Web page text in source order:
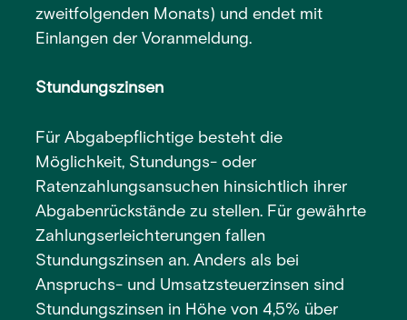
zweitfolgenden Monats) und endet mit
Einlangen der Voranmeldung.
Stundungszinsen
Für Abgabepflichtige besteht die
Möglichkeit, Stundungs- oder
Ratenzahlungsansuchen hinsichtlich ihrer
Abgabenrückstände zu stellen. Für gewährte
Zahlungserleichterungen fallen
Stundungszinsen an. Anders als bei
Anspruchs- und Umsatzsteuerzinsen sind
Stundungszinsen in Höhe von 4,5% über